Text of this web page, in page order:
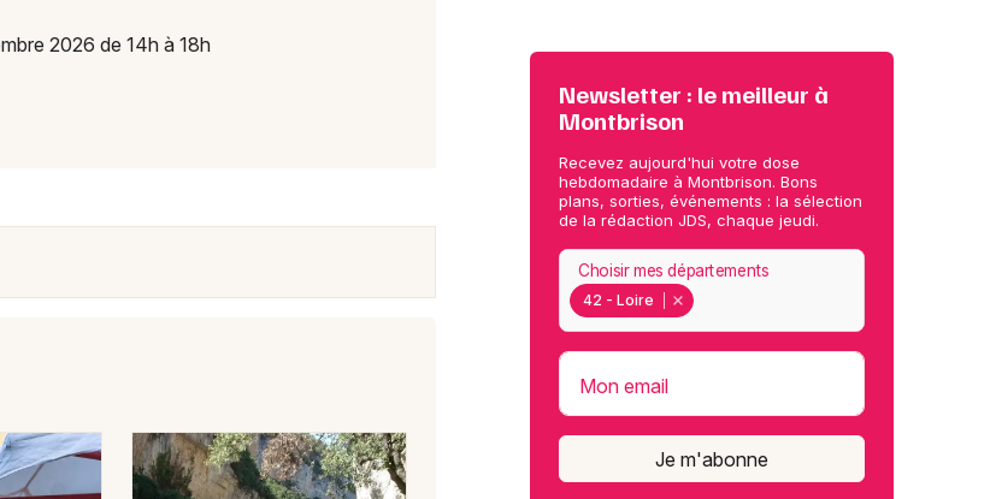
Magazine à Montbrison
Mon email
2026 de 14h à 18h
Newsletter : le meilleur à
Montbrison
Recevez aujourd'hui votre dose
hebdomadaire à Montbrison. Bons
plans, sorties, événements : la sélection
de la rédaction JDS, chaque jeudi.
42 - Loire
Choisir mes départements
Mon email
Je m'abonne